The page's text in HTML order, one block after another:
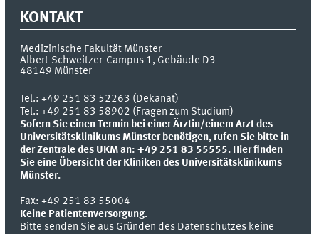
KONTAKT
Medizinische Fakultät Münster
Albert-Schweitzer-Campus 1, Gebäude D3
48149 Münster
Tel.:+49 251 83 52263 (Dekanat)
Tel.: +49 251 83 58902 (Fragen zum Studium)
Sofern Sie einen Termin bei einer Ärztin/einem Arzt des
Universitätsklinikums Münster benötigen, rufen Sie bitte in
der Zentrale des UKM an: +49 251 83 55555. Hier finden
Sie eine Übersicht der Kliniken des Universitätsklinikums
Münster.
Fax:+49 251 83 55004
Keine Patientenversorgung.
Bitte senden Sie aus Gründen des Datenschutzes keine